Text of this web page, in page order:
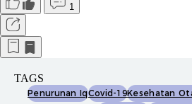
1
TAGS
Penurunan IqCovid-19Kesehatan